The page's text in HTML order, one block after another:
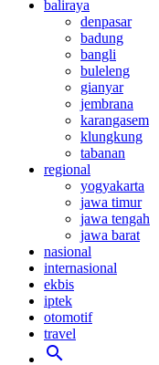
baliraya
denpasar
badung
bangli
buleleng
gianyar
jembrana
karangasem
klungkung
tabanan
regional
yogyakarta
jawa timur
jawa tengah
jawa barat
nasional
internasional
ekbis
iptek
otomotif
travel
search